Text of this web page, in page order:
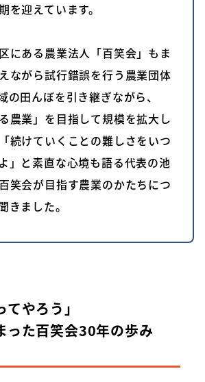
を迎えています。
にある農業法人「百笑会」もま
ながら試行錯誤を行う農業団体
の田んぼを引き継ぎながら、
農業」を目指して規模を拡大し
続けていくことの難しさをいつ
」と素直な心境も語る代表の池
笑会が目指す農業のかたちにつ
きました。
てやろう」
った百笑会30年の歩み